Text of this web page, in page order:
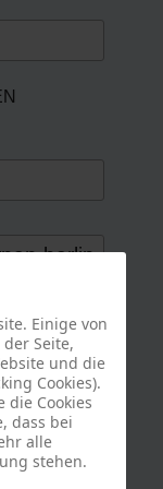
Einige von
Seite,
und die
Cookies).
die Cookies
dass bei
alle
stehen.